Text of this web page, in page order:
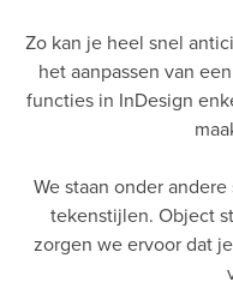
Zo kan je heel snel
het aanpassen van
functies in InDesign
We staan onder
tekenstijlen. Object
zorgen we ervoor dat